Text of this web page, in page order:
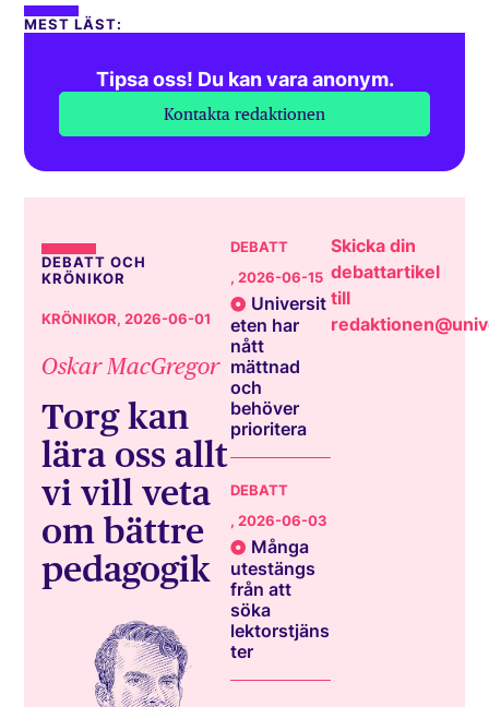
MEST LÄST:
Tipsa oss! Du kan vara anonym.
Kontakta redaktionen
DEBATT OCH
KRÖNIKOR
KRÖNIKOR, 2026-06-01
Oskar MacGregor
Torg kan
lära oss allt
vi vill veta
om bättre
pedagogik
DEBATT
, 2026-06-15
Universit
eten har
nått
mättnad
och
behöver
prioritera
DEBATT
, 2026-06-03
Många
utestängs
från att
söka
lektorstjäns
ter
Skicka din
debattartikel
till